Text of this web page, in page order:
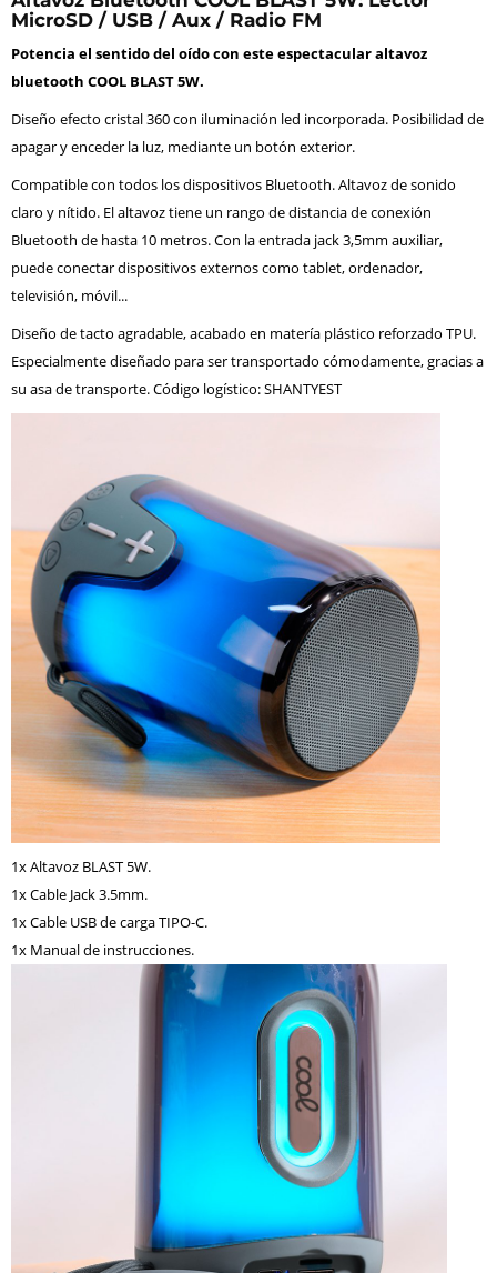
MicroSD / USB / Aux / Radio FM
Potencia el sentido del oído con este espectacular altavoz
bluetooth COOL BLAST 5W.
Diseño efecto cristal 360 con iluminación led incorporada. Posibilidad de
apagar y enceder la luz, mediante un botón exterior.
Compatible con todos los dispositivos Bluetooth. Altavoz de sonido
claro y nítido. El altavoz tiene un rango de distancia de conexión
Bluetooth de hasta 10 metros. Con la entrada jack 3,5mm auxiliar,
puede conectar dispositivos externos como tablet, ordenador,
televisión, móvil...
Diseño de tacto agradable, acabado en matería plástico reforzado TPU.
Especialmente diseñado para ser transportado cómodamente, gracias a
su asa de transporte. Código logístico: SHANTYEST
1x Altavoz BLAST 5W.
1x Cable Jack 3.5mm.
1x Cable USB de carga TIPO-C.
1x Manual de instrucciones.